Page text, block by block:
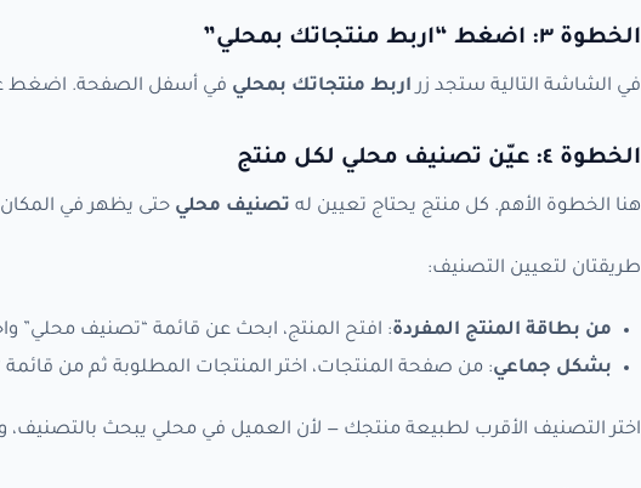
الخطوة ٣: اضغط “اربط منتجاتك بمحلي”
في الشاشة التالية ستجد زر اربط منتجاتك بمحلي في أسفل الصفحة. اضغط
الخطوة ٤: عيّن تصنيف محلي لكل منتج
هنا الخطوة الأهم. كل منتج يحتاج تعيين له تصنيف محلي حتى يظهر في
طريقتان لتعيين التصنيف:
من بطاقة المنتج المفردة: افتح المنتج، ابحث عن قائمة “تصنيف محلي”
بشكل جماعي: من صفحة المنتجات، اختر المنتجات المطلوبة ثم من
اختر التصنيف الأقرب لطبيعة منتجك — لأن العميل في محلي يبحث